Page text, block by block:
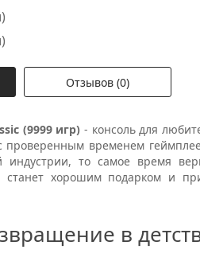
Отзывов (0)
(9999 игр) - консоль для
проверенным временем
индустрии, то самое время
станет хорошим подарком и
в